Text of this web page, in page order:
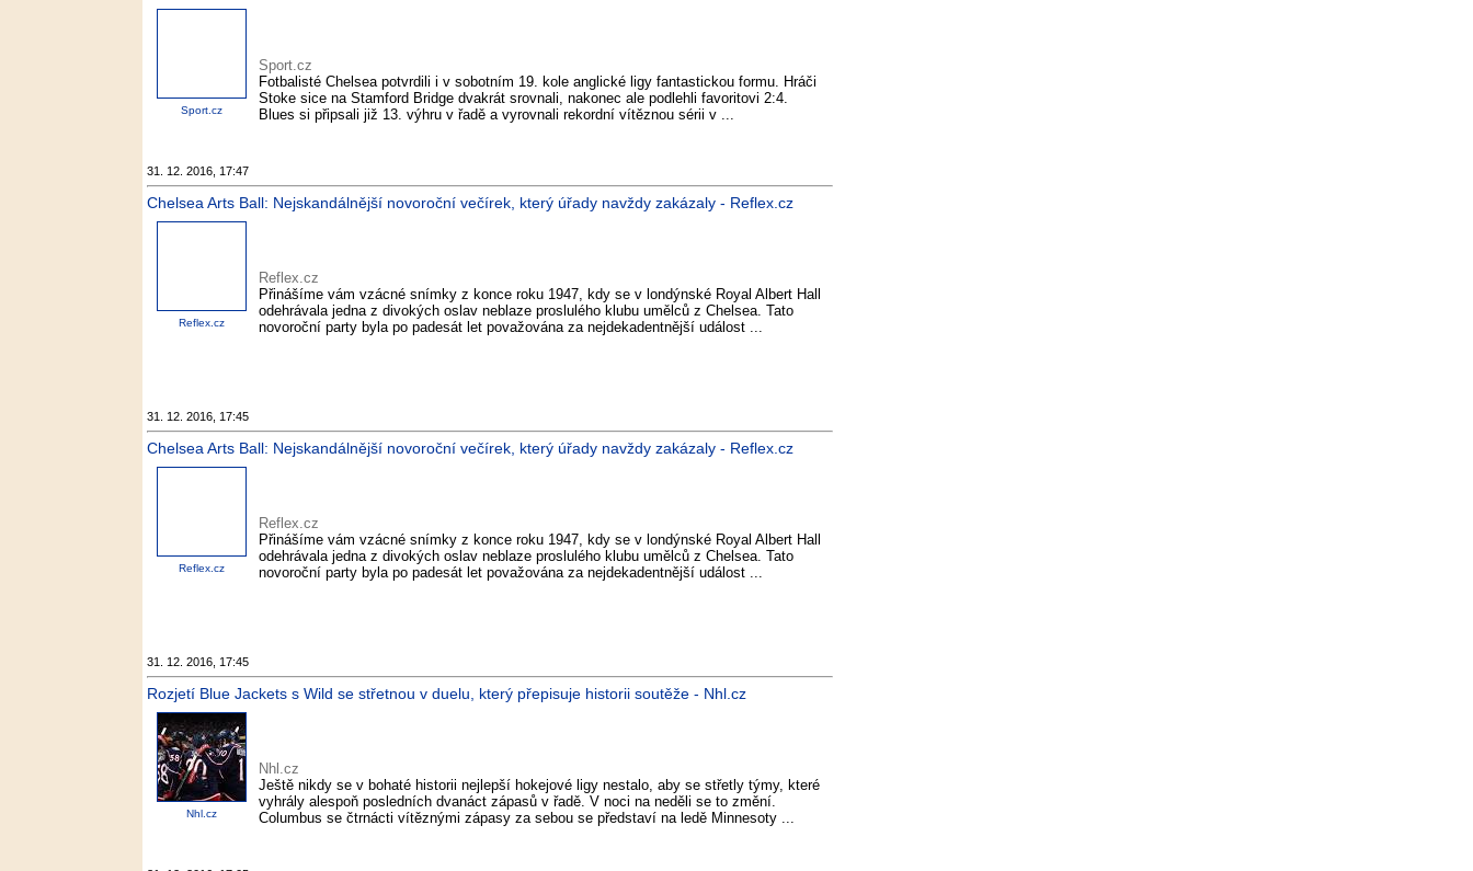
Sport.cz
Sport.cz
Fotbalisté Chelsea potvrdili i v sobotním 19. kole anglické ligy fantastickou formu. Hráči
Stoke sice na Stamford Bridge dvakrát srovnali, nakonec ale podlehli favoritovi 2:4.
Blues si připsali již 13. výhru v řadě a vyrovnali rekordní vítěznou sérii v ...
31. 12. 2016, 17:47
Chelsea Arts Ball: Nejskandálnější novoroční večírek, který úřady navždy zakázaly - Reflex.cz
Reflex.cz
Reflex.cz
Přinášíme vám vzácné snímky z konce roku 1947, kdy se v londýnské Royal Albert Hall
odehrávala jedna z divokých oslav neblaze proslulého klubu umělců z Chelsea. Tato
novoroční party byla po padesát let považována za nejdekadentnější událost ...
31. 12. 2016, 17:45
Chelsea Arts Ball: Nejskandálnější novoroční večírek, který úřady navždy zakázaly - Reflex.cz
Reflex.cz
Reflex.cz
Přinášíme vám vzácné snímky z konce roku 1947, kdy se v londýnské Royal Albert Hall
odehrávala jedna z divokých oslav neblaze proslulého klubu umělců z Chelsea. Tato
novoroční party byla po padesát let považována za nejdekadentnější událost ...
31. 12. 2016, 17:45
Rozjetí Blue Jackets s Wild se střetnou v duelu, který přepisuje historii soutěže - Nhl.cz
Nhl.cz
Nhl.cz
Ještě nikdy se v bohaté historii nejlepší hokejové ligy nestalo, aby se střetly týmy, které
vyhrály alespoň posledních dvanáct zápasů v řadě. V noci na neděli se to změní.
Columbus se čtrnácti vítěznými zápasy za sebou se představí na ledě Minnesoty ...